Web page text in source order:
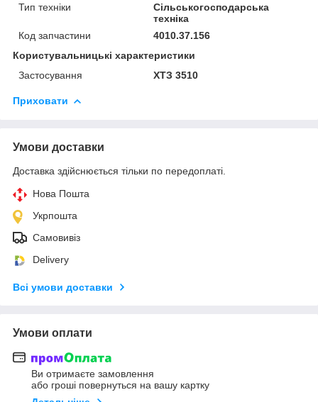
Тип техніки
Сільськогосподарська
техніка
Код запчастини
4010.37.156
Користувальницькі характеристики
Застосування
ХТЗ 3510
Приховати
Умови доставки
Доставка здійснюється тільки по передоплаті.
Нова Пошта
Укрпошта
Самовивіз
Delivery
Всі умови доставки
Умови оплати
Ви отримаєте замовлення
або гроші повернуться на вашу картку